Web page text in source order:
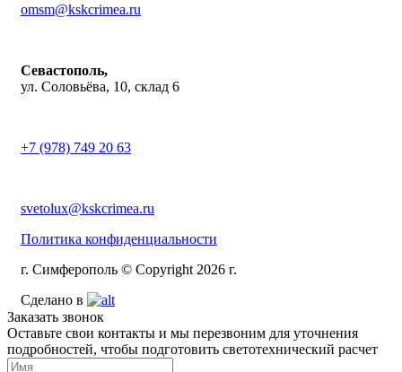
omsm@kskcrimea.ru
Севастополь,
ул. Соловьёва, 10, склад 6
+7 (978) 749 20 63
svetolux@kskcrimea.ru
Политика конфиденциальности
г. Симферополь © Copyright 2026 г.
Сделано в
Заказать звонок
Оставьте свои контакты и мы перезвоним для уточнения
подробностей, чтобы подготовить светотехнический расчет